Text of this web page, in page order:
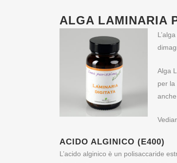
ALGA LAMINARIA
Alga
per la
ACIDO ALGINICO (E400)
L’acido alginico è un polisaccaride